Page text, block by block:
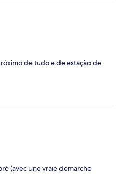
de tudo e de estação de
(avec une vraie demarche